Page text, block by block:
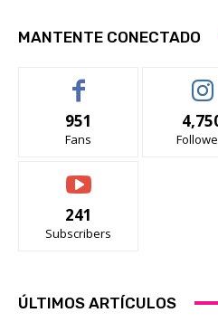
MANTENTE CONECTADO
951
Fans
241
Subscribers
ÚLTIMOS ARTÍCULOS